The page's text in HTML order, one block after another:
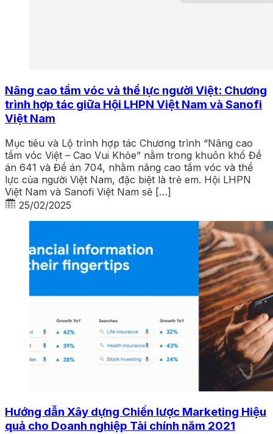
Nâng cao tầm vóc và thể lực người Việt: Chương
trình hợp tác giữa Hội LHPN Việt Nam và Sanofi
Việt Nam
Mục tiêu và Lộ trình hợp tác Chương trình “Nâng cao
tầm vóc Việt – Cao Vui Khỏe” nằm trong khuôn khổ Đề
án 641 và Đề án 704, nhằm nâng cao tầm vóc và thể
lực của người Việt Nam, đặc biệt là trẻ em. Hội LHPN
Việt Nam và Sanofi Việt Nam sẽ […]
25/02/2025
Hướng dẫn Xây dựng Chiến lược Marketing Hiệu
quả cho Doanh nghiệp Tài chính năm 2021